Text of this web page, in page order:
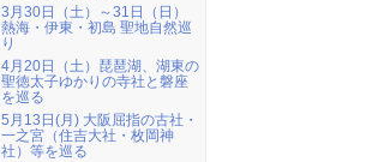
3月30日（土）～31日（日）
熱海・伊東・初島 聖地自然巡
り
4月20日（土）琵琶湖、湖東の
聖徳太子ゆかりの寺社と磐座
を巡る
5月13日(月) 大阪屈指の古社・
一之宮（住吉大社・枚岡神
社）等を巡る